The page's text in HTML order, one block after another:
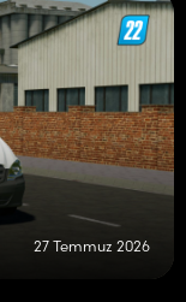
27 Temmuz 2026